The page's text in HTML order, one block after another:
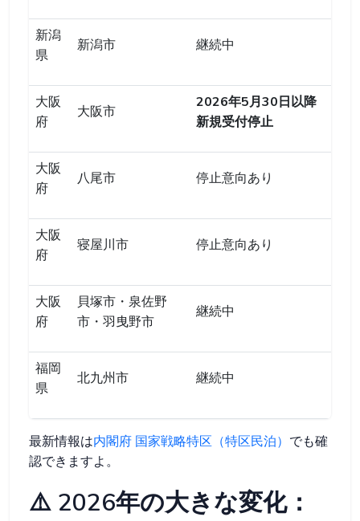
新潟
県
新潟市 継続中
大阪
府
大阪市
2026年5月30日以降
新規受付停止
大阪
府
八尾市 停止意向あり
大阪
府
寝屋川市 停止意向あり
大阪
府
貝塚市・泉佐野
市・羽曳野市
継続中
福岡
県
北九州市 継続中
最新情報は内閣府 国家戦略特区（特区民泊） でも確
認できますよ。
⚠️ 2026年の大きな変化：